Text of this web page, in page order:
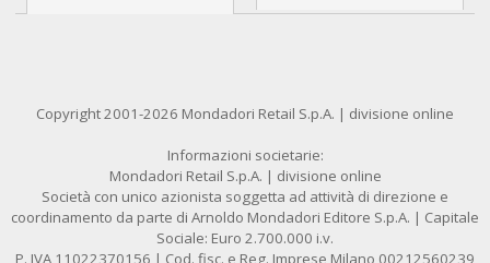
Copyright 2001-2026 Mondadori Retail S.p.A. | divisione online
Informazioni societarie:
Mondadori Retail S.p.A. | divisione online
Società con unico azionista soggetta ad attività di direzione e
coordinamento da parte di Arnoldo Mondadori Editore S.p.A. | Capitale
Sociale: Euro 2.700.000 i.v.
P. IVA 11022370156 | Cod. fisc. e Reg. Imprese Milano 00212560239